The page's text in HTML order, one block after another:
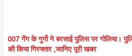
007 गेंग के गुर्गो ने बरसाई पुलिस पर गोलिया।
की किया गिरफ्तार ,जानिए पूरी खबर